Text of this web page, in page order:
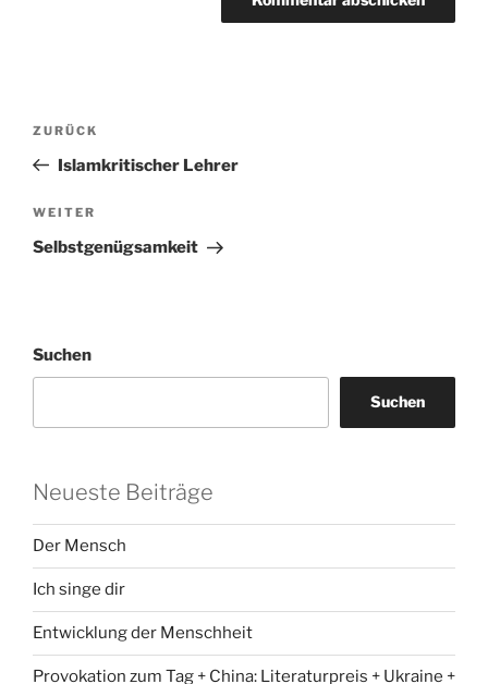
Beitragsnavigation
Vorheriger
Beitrag
ZURÜCK
Islamkritischer Lehrer
Nächster
Beitrag
WEITER
Selbstgenügsamkeit
Suchen
Suchen
Neueste Beiträge
Der Mensch
Ich singe dir
Entwicklung der Menschheit
Provokation zum Tag + China: Literaturpreis + Ukraine +